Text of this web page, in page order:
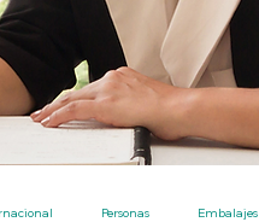
Personas Embalajes